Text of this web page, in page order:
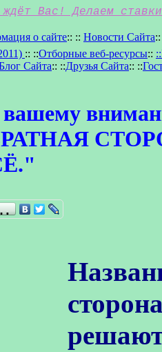
ждёт Вас! Делаем
о сайте:: :: Новости Сайта
:: ::Отборные веб-ресурсы::
Сайта:: ::Друзья Сайта:: ::
вашему